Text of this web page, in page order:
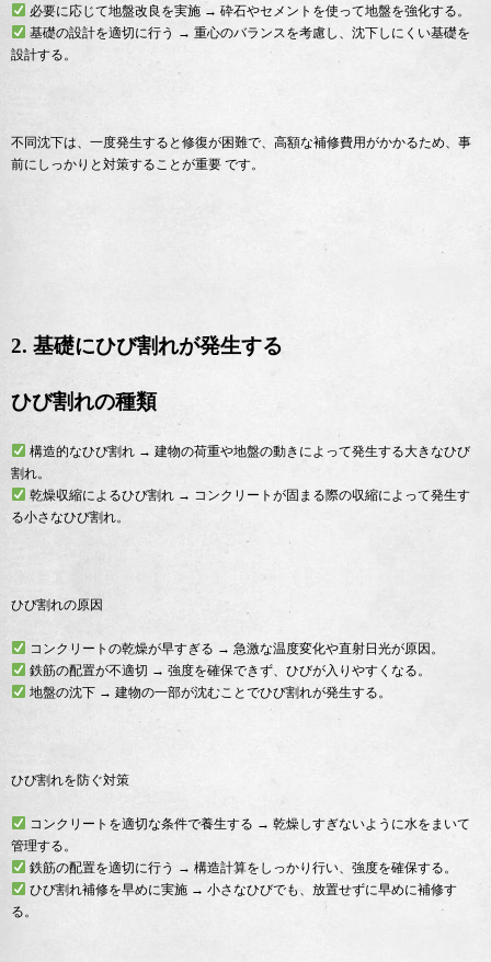
必要に応じて地盤改良を実施 → 砕石やセメントを使って地盤を強化する。
基礎の設計を適切に行う → 重心のバランスを考慮し、沈下しにくい基礎を
設計する。
不同沈下は、一度発生すると修復が困難で、高額な補修費用がかかるため、事
前にしっかりと対策することが重要 です。
2. 基礎にひび割れが発生する
ひび割れの種類
構造的なひび割れ → 建物の荷重や地盤の動きによって発生する大きなひび
割れ。
乾燥収縮によるひび割れ → コンクリートが固まる際の収縮によって発生す
る小さなひび割れ。
ひび割れの原因
コンクリートの乾燥が早すぎる → 急激な温度変化や直射日光が原因。
鉄筋の配置が不適切 → 強度を確保できず、ひびが入りやすくなる。
地盤の沈下 → 建物の一部が沈むことでひび割れが発生する。
ひび割れを防ぐ対策
コンクリートを適切な条件で養生する → 乾燥しすぎないように水をまいて
管理する。
鉄筋の配置を適切に行う → 構造計算をしっかり行い、強度を確保する。
ひび割れ補修を早めに実施 → 小さなひびでも、放置せずに早めに補修す
る。